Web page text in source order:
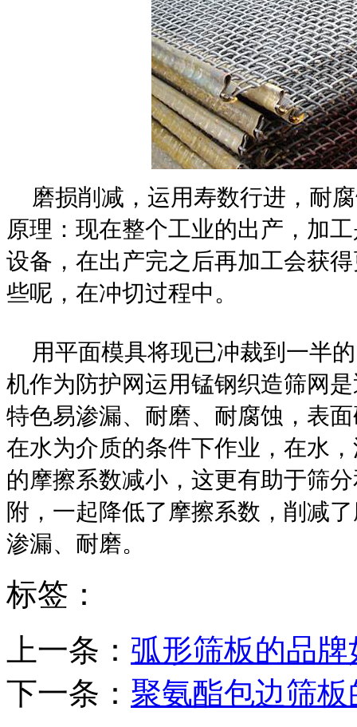
磨损削减，运用寿数行进，耐
原理：现在整个工业的出产，加
设备，在出产完之后再加工会获
些呢，在冲切过程中。
用平面模具将现已冲裁到一半
机作为防护网运用锰钢织造筛网
特色易渗漏、耐磨、耐腐蚀，表
在水为介质的条件下作业，在水
的摩擦系数减小，这更有助于筛
附，一起降低了摩擦系数，削减
渗漏、耐磨。
标签：
上一条： 弧形筛板的品
下一条： 聚氨酯包边筛